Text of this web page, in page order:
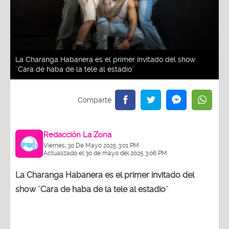
La Charanga Habanera es el primer invitado del show
¨Cara de haba de la tele al estadio¨
Redacción La Zona
Viernes, 30 De Mayo 2025 3:01 PM
Actualizado el 30 de mayo del 2025 3:06 PM
La Charanga Habanera es el primer invitado del
show ¨Cara de haba de la tele al estadio¨